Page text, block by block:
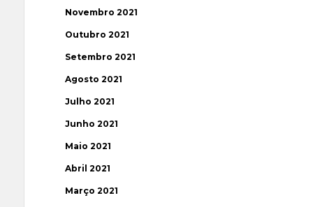
Novembro 2021
Outubro 2021
Setembro 2021
Agosto 2021
Julho 2021
Junho 2021
Maio 2021
Abril 2021
Março 2021